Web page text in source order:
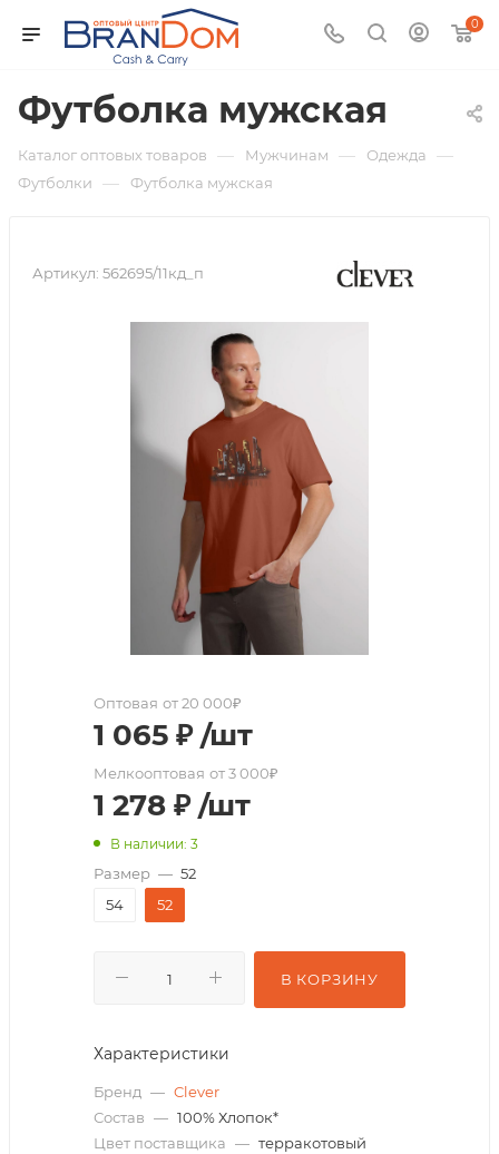
0
Футболка мужская
Каталог оптовых товаров — Мужчинам — Одежда —
Футболки — Футболка мужская
Артикул: 562695/11кд_п
Оптовая от 20 000₽
1 065 ₽ /шт
Мелкооптовая от 3 000₽
1 278 ₽ /шт
В наличии: 3
Размер — 52
54
52
В КОРЗИНУ
Характеристики
Бренд — Clever
Состав — 100% Хлопок*
Цвет поставщика — терракотовый